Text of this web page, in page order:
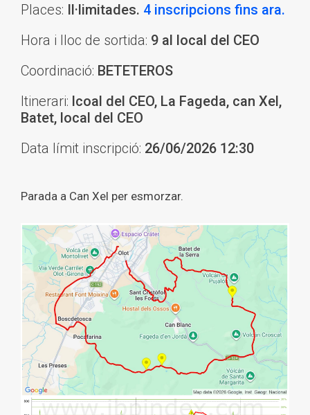
Places: Il·limitades. 4 inscripcions fins ara.
Hora i lloc de sortida: 9 al local del CEO
Coordinació: BETETEROS
Itinerari: lcoal del CEO, La Fageda, can Xel,
Batet, local del CEO
Data límit inscripció: 26/06/2026 12:30
Parada a Can Xel per esmorzar.